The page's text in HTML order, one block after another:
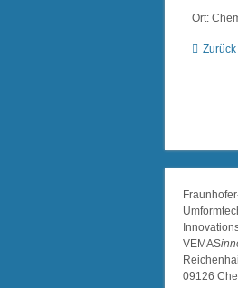
Ort:
Zurück
VEMAS
09126